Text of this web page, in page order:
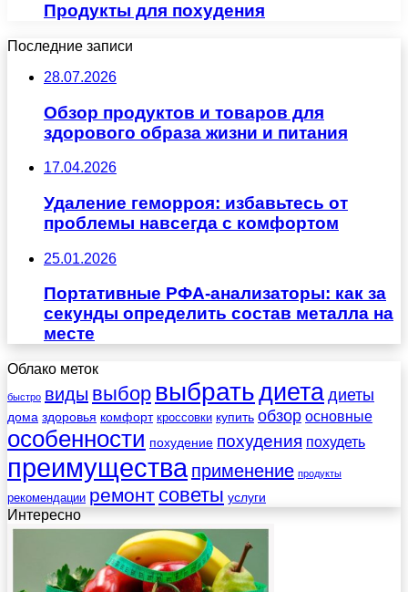
Продукты для похудения
Последние записи
28.07.2026
Обзор продуктов и товаров для
здорового образа жизни и питания
17.04.2026
Удаление геморроя: избавьтесь от
проблемы навсегда с комфортом
25.01.2026
Портативные РФА-анализаторы: как за
секунды определить состав металла на
месте
Облако меток
быстро виды выбор выбратьдиета диеты
дома здоровья комфорт кроссовки купить обзор основные
особенности похудение похудения похудеть
преимущества применение продукты
рекомендации ремонт советы услуги
Интересно